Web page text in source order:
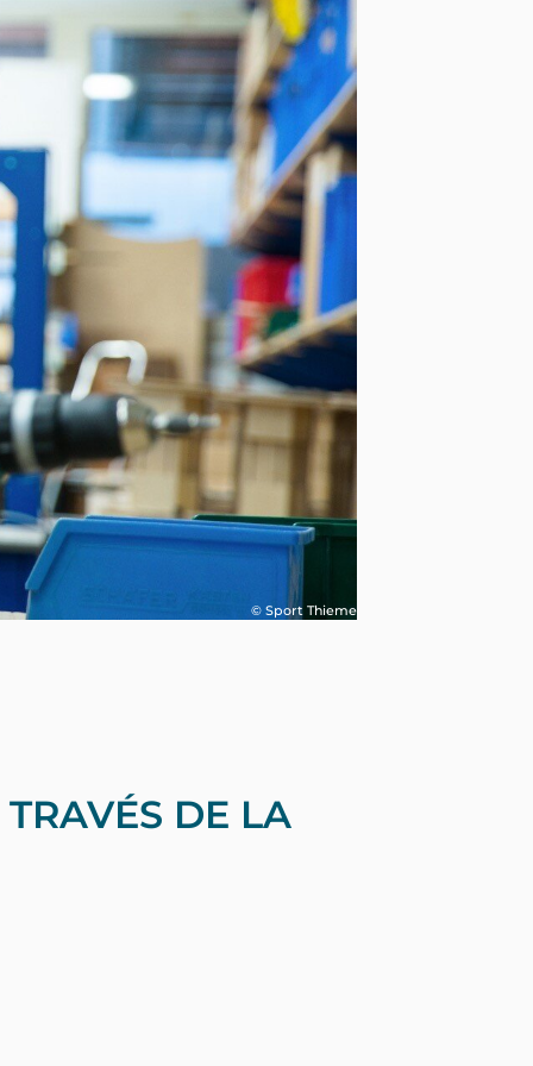
© Sport Thieme
DE LA